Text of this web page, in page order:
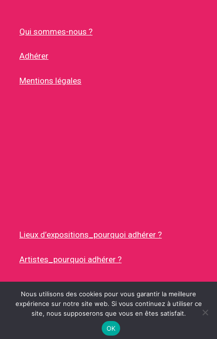
Qui sommes-nous ?
Adhérer
Mentions légales
Lieux d’expositions_pourquoi adhérer ?
Artistes_pourquoi adhérer ?
© 2026 RUES DES ARTISTES• CONSTRUIT AVEC
GENERATEPRESS
Nous utilisons des cookies pour vous garantir la meilleure
expérience sur notre site web. Si vous continuez à utiliser ce
site, nous supposerons que vous en êtes satisfait.
OK